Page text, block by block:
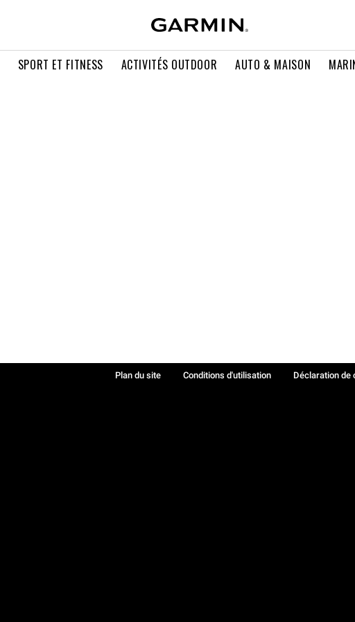
SPORT ET FITNESS ACTIVITÉS OUTDOOR AUTO & MAISON
Plan du site Conditions d'utilisation Déclaration de